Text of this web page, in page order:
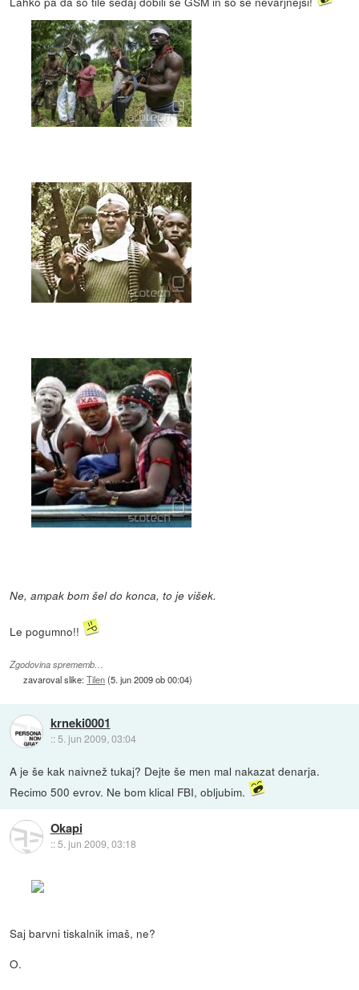
Ne, ampak bom šel do konca, to je višek.
Le pogumno!!
Zgodovina sprememb…
zavaroval slike:Tilen(5. jun 2009 ob 00:04)
krneki0001
:: 5. jun 2009, 03:04
A je še kak naivnež tukaj? Dejte še men mal nakazat denarja.
Recimo 500 evrov. Ne bom klical FBI, obljubim.
Okapi
::5. jun 2009, 03:18
Saj barvni tiskalnik imaš, ne?
O.